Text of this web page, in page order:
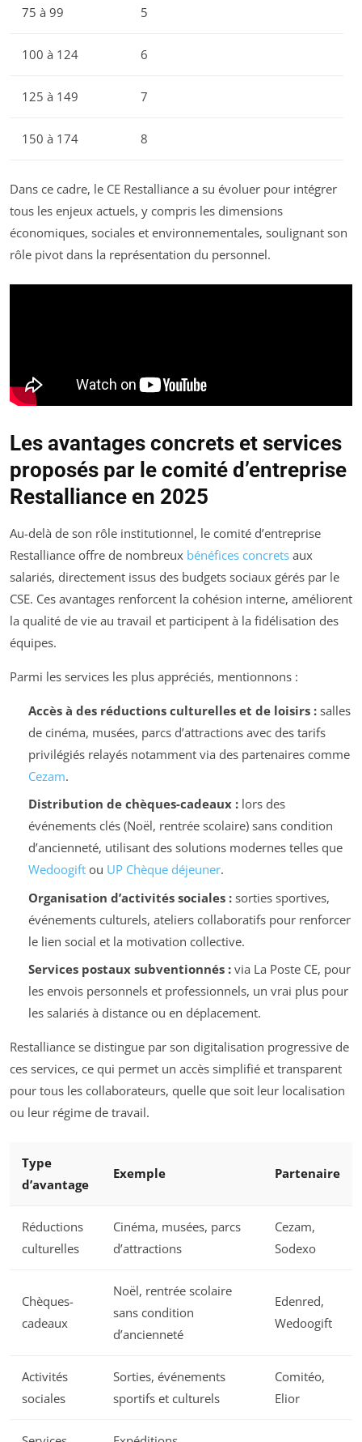
75 à 99 5
100 à 124 6
125 à 149 7
150 à 174 8
Dans ce cadre, le CE Restalliance a su évoluer pour intégrer
tous les enjeux actuels, y compris les dimensions
économiques, sociales et environnementales, soulignant son
rôle pivot dans la représentation du personnel.
Les avantages concrets et services
proposés par le comité d’entreprise
Restalliance en 2025
Au-delà de son rôle institutionnel, le comité d’entreprise
Restalliance offre de nombreux bénéfices concrets aux
salariés, directement issus des budgets sociaux gérés par le
CSE. Ces avantages renforcent la cohésion interne, améliorent
la qualité de vie au travail et participent à la fidélisation des
équipes.
Parmi les services les plus appréciés, mentionnons :
Accès à des réductions culturelles et de loisirs :salles
de cinéma, musées, parcs d’attractions avec des tarifs
privilégiés relayés notamment via des partenaires comme
Cezam.
Distribution de chèques-cadeaux :lors des
événements clés (Noël, rentrée scolaire) sans condition
d’ancienneté, utilisant des solutions modernes telles que
Wedoogiftou UP Chèque déjeuner.
Organisation d’activités sociales :sorties sportives,
événements culturels, ateliers collaboratifs pour renforcer
le lien social et la motivation collective.
Services postaux subventionnés :via La Poste CE, pour
les envois personnels et professionnels, un vrai plus pour
les salariés à distance ou en déplacement.
Restalliance se distingue par son digitalisation progressive de
ces services, ce qui permet un accès simplifié et transparent
pour tous les collaborateurs, quelle que soit leur localisation
ou leur régime de travail.
Type
d’avantage
Exemple Partenaire
Réductions
culturelles
Cinéma, musées, parcs
d’attractions
Cezam,
Sodexo
Chèques-
cadeaux
Noël, rentrée scolaire
sans condition
d’ancienneté
Edenred,
Wedoogift
Activités
sociales
Sorties, événements
sportifs et culturels
Comitéo,
Elior